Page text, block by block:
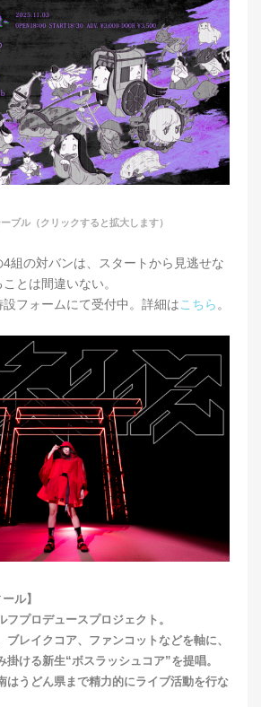
ブル（クリックすると拡大します）
組の対バンは、スタートから見逃せな
とは間違いない。
フォームにて受付中。詳細はこちら 。
ル】
フプロデュースプロジェクト。
ブレイクコア、ファンコットなどを軸に、
掛ける新生“ボスラッシュコア”を提唱。
はうどん県まで精力的にライブ活動を行な